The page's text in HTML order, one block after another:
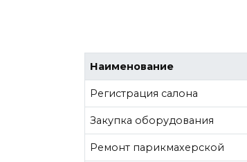
Наименование
Регистрация салона
Закупка оборудования
Ремонт парикмахерской